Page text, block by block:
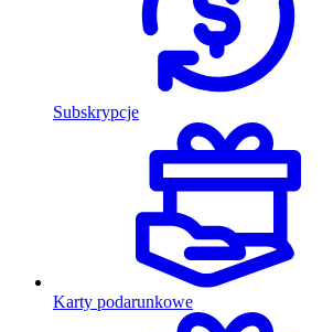
Subskrypcje
Karty podarunkowe